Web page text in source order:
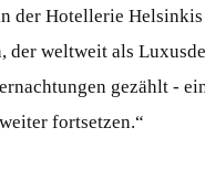
der Hotellerie
der weltweit als
gezählt -
fortsetzen.“